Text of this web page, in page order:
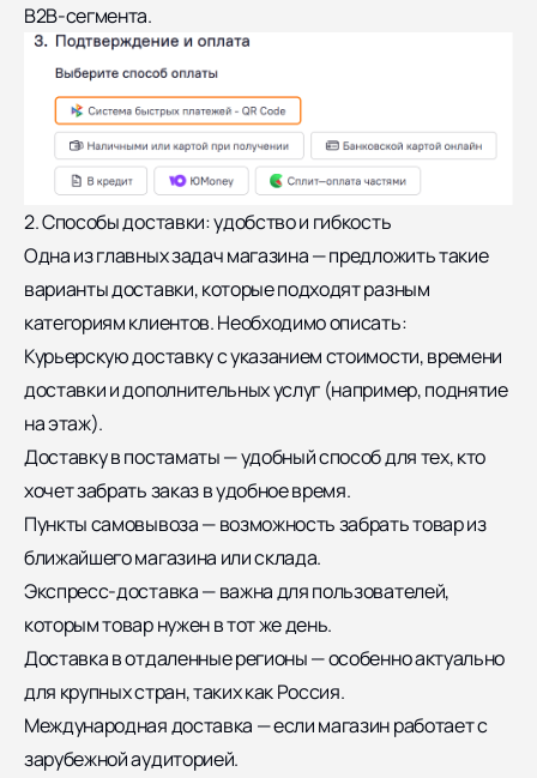
B2B-сегмента.
2. Способы доставки: удобство и гибкость
Одна из главных задач магазина — предложить такие
варианты доставки, которые подходят разным
категориям клиентов. Необходимо описать:
Курьерскую доставку с указанием стоимости, времени
доставки и дополнительных услуг (например, поднятие
на этаж).
Доставку в постаматы — удобный способ для тех, кто
хочет забрать заказ в удобное время.
Пункты самовывоза — возможность забрать товар из
ближайшего магазина или склада.
Экспресс-доставка — важна для пользователей,
которым товар нужен в тот же день.
Доставка в отдаленные регионы — особенно актуально
для крупных стран, таких как Россия.
Международная доставка — если магазин работает с
зарубежной аудиторией.